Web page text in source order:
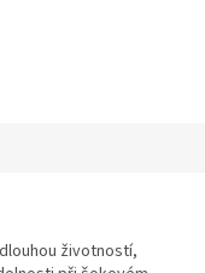
životností,